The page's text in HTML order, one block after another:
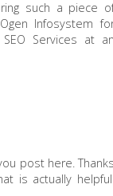
such a piece
Infosystem
Services at
post here.
is actually